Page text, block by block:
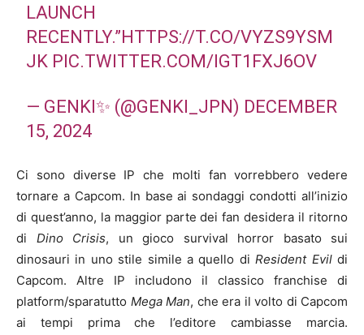
LAUNCH
RECENTLY.”HTTPS://T.CO/VYZS9YSM
JK PIC.TWITTER.COM/IGT1FXJ6OV
— GENKI✨ (@GENKI_JPN) DECEMBER
15, 2024
Ci sono diverse IP che molti fan vorrebbero vedere
tornare a Capcom. In base ai sondaggi condotti all’inizio
di quest’anno, la maggior parte dei fan desidera il ritorno
di Dino Crisis, un gioco survival horror basato sui
dinosauri in uno stile simile a quello diResident Evildi
Capcom. Altre IP includono il classico franchise di
platform/sparatutto Mega Man, che era il volto di Capcom
ai tempi prima che l’editore cambiasse marcia.